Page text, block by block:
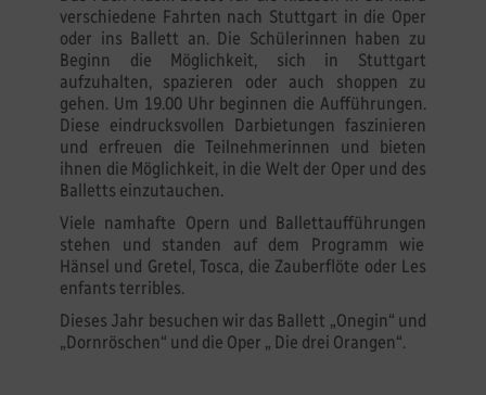
verschiedene Fahrten nach Stuttgart in die Oper
oder ins Ballett an. Die Schülerinnen haben zu
Beginn die Möglichkeit, sich in Stuttgart
aufzuhalten, spazieren oder auch shoppen zu
gehen. Um 19.00 Uhr beginnen die Aufführungen.
Diese eindrucksvollen Darbietungen faszinieren
und erfreuen die Teilnehmerinnen und bieten
ihnen die Möglichkeit, in die Welt der Oper und des
Balletts einzutauchen.
Viele namhafte Opern und Ballettaufführungen
stehen und standen auf dem Programm wie
Hänsel und Gretel, Tosca, die Zauberflöte oder Les
enfants terribles.
Dieses Jahr besuchen wir das Ballett „Onegin“ und
„Dornröschen“ und die Oper „ Die drei Orangen“.